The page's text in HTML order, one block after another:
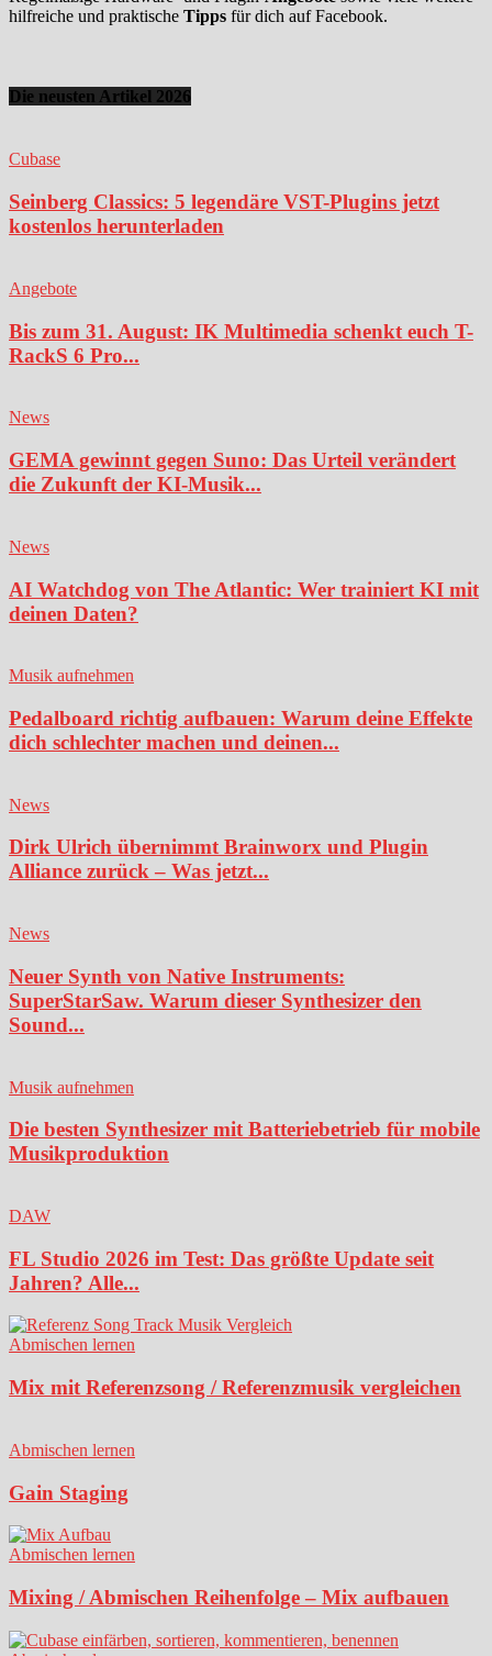
hilfreiche und praktische Tipps für dich auf Facebook.
Die neusten Artikel 2026
Cubase
Seinberg Classics: 5 legendäre VST-Plugins jetzt
kostenlos herunterladen
Angebote
Bis zum 31. August: IK Multimedia schenkt euch T-
RackS 6 Pro...
News
GEMA gewinnt gegen Suno: Das Urteil verändert
die Zukunft der KI-Musik...
News
AI Watchdog von The Atlantic: Wer trainiert KI mit
deinen Daten?
Musik aufnehmen
Pedalboard richtig aufbauen: Warum deine Effekte
dich schlechter machen und deinen...
News
Dirk Ulrich übernimmt Brainworx und Plugin
Alliance zurück – Was jetzt...
News
Neuer Synth von Native Instruments:
SuperStarSaw. Warum dieser Synthesizer den
Sound...
Musik aufnehmen
Die besten Synthesizer mit Batteriebetrieb für mobile
Musikproduktion
DAW
FL Studio 2026 im Test: Das größte Update seit
Jahren? Alle...
Abmischen lernen
Mix mit Referenzsong / Referenzmusik vergleichen
Abmischen lernen
Gain Staging
Abmischen lernen
Mixing / Abmischen Reihenfolge – Mix aufbauen